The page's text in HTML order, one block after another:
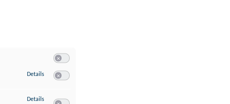
Details zu Speichern von oder Zugriff auf Informationen auf einem Endgerät
Details zu Verwendung reduzierter Daten zur Auswahl von Werbeanzeigen